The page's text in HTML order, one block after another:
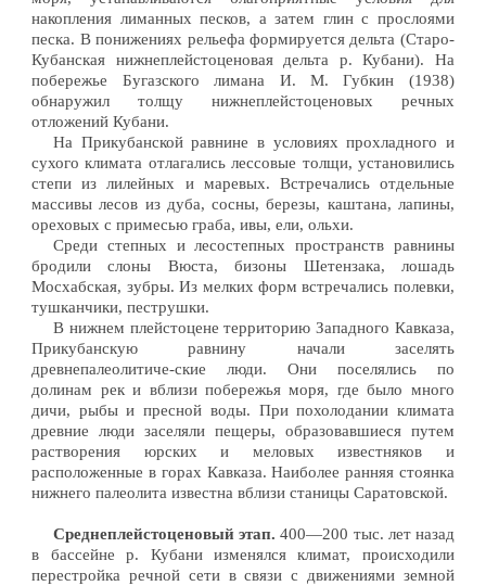
накопления лиманных песков, а затем глин с прослоями
песка. В понижениях рельефа формируется дельта (Старо-
Кубанская нижнеплейстоценовая дельта р. Кубани). На
побережье Бугазского лимана И. М. Губкин (1938)
обнаружил толщу нижнеплейстоценовых речных
отложений Кубани.
На Прикубанской равнине в условиях прохладного и
сухого климата отлагались лессовые толщи, установились
степи из лилейных и маревых. Встречались отдельные
массивы лесов из дуба, сосны, березы, каштана, лапины,
ореховых с примесью граба, ивы, ели, ольхи.
Среди степных и лесостепных пространств равнины
бродили слоны Вюста, бизоны Шетензака, лошадь
Мосхабская, зубры. Из мелких форм встречались полевки,
тушканчики, пеструшки.
В нижнем плейстоцене территорию Западного Кавказа,
Прикубанскую равнину начали заселять
древнепалеолитиче-ские люди. Они поселялись по
долинам рек и вблизи побережья моря, где было много
дичи, рыбы и пресной воды. При похолодании климата
древние люди заселяли пещеры, образовавшиеся путем
растворения юрских и меловых известняков и
расположенные в горах Кавказа. Наиболее ранняя стоянка
нижнего палеолита известна вблизи станицы Саратовской.
Среднеплейстоценовый этап. 400—200 тыс. лет назад
в бассейне р. Кубани изменялся климат, происходили
перестройка речной сети в связи с движениями земной